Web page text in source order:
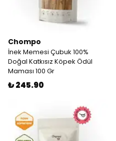
Chompo
İnek Memesi Çubuk 100%
Doğal Katkısız Köpek Ödül
Maması 100 Gr
₺ 245.90